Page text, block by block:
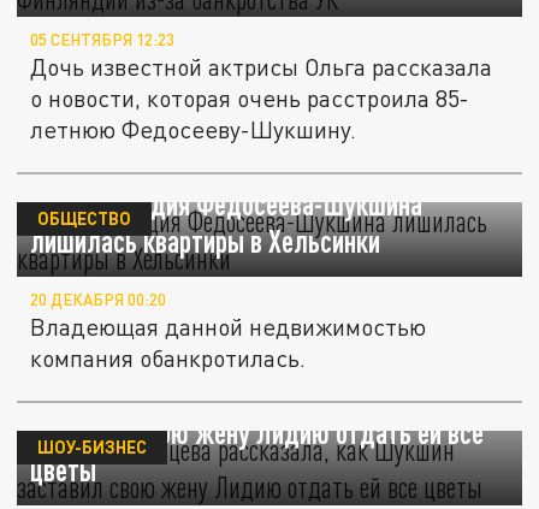
05 СЕНТЯБРЯ 12:23
Дочь известной актрисы Ольга рассказала
о новости, которая очень расстроила 85-
летнюю Федосееву-Шукшину.
Актриса Лидия Федосеева-Шукшина
лишилась квартиры в Хельсинки
ОБЩЕСТВО
20 ДЕКАБРЯ 00:20
Владеющая данной недвижимостью
компания обанкротилась.
Людмила Зайцева рассказала, как Шукшин
заставил свою жену Лидию отдать ей все
цветы
ШОУ-БИЗНЕС